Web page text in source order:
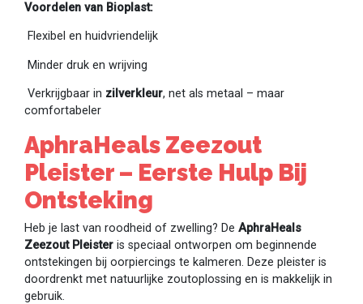
Voordelen van Bioplast:
Flexibel en huidvriendelijk
Minder druk en wrijving
Verkrijgbaar in zilverkleur, net als metaal – maar
comfortabeler
AphraHeals Zeezout
Pleister – Eerste Hulp Bij
Ontsteking
Heb je last van roodheid of zwelling? De AphraHeals
Zeezout Pleister is speciaal ontworpen om beginnende
ontstekingen bij oorpiercings te kalmeren. Deze pleister is
doordrenkt met natuurlijke zoutoplossing en is makkelijk in
gebruik.